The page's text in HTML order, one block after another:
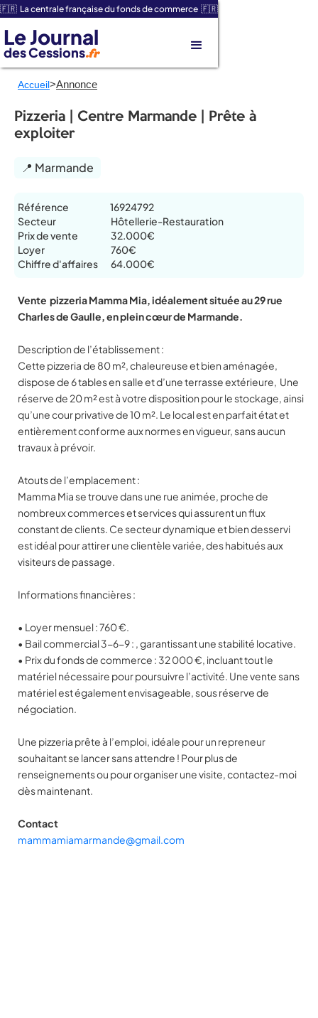
🇫🇷 La centrale française du fonds de commerce 🇫🇷
Le Journal
des Cessions.fr
Accueil>Annonce
Pizzeria | Centre Marmande | Prête à
exploiter
📍 Marmande
Référence
Secteur
Prix de vente
Loyer
Chiffre d'affaires
16924792
Hôtellerie-Restauration
32.000€
760€
64.000€
Vente pizzeria Mamma Mia, idéalement située au 29 rue
Charles de Gaulle, en plein cœur de Marmande.
Description de l’établissement :
Cette pizzeria de 80 m², chaleureuse et bien aménagée,
dispose de 6 tables en salle et d’une terrasse extérieure, Une
réserve de 20 m² est à votre disposition pour le stockage, ainsi
qu’une cour privative de 10 m². Le local est en parfait état et
entièrement conforme aux normes en vigueur, sans aucun
travaux à prévoir.
Atouts de l’emplacement :
Mamma Mia se trouve dans une rue animée, proche de
nombreux commerces et services qui assurent un flux
constant de clients. Ce secteur dynamique et bien desservi
est idéal pour attirer une clientèle variée, des habitués aux
visiteurs de passage.
Informations financières :
• Loyer mensuel : 760 €.
• Bail commercial 3-6-9 : , garantissant une stabilité locative.
• Prix du fonds de commerce : 32 000 €, incluant tout le
matériel nécessaire pour poursuivre l’activité. Une vente sans
matériel est également envisageable, sous réserve de
négociation.
Une pizzeria prête à l’emploi, idéale pour un repreneur
souhaitant se lancer sans attendre ! Pour plus de
renseignements ou pour organiser une visite, contactez-moi
dès maintenant.
Contact
mammamiamarmande@gmail.com